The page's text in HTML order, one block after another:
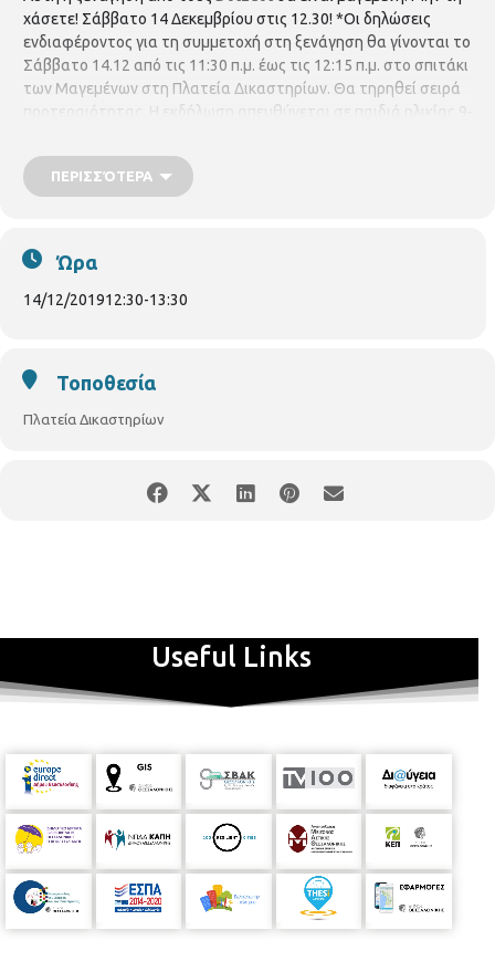
χάσετε! Σάββατο 14 Δεκεμβρίου στις 12.30! *Οι δηλώσεις
ενδιαφέροντος για τη συμμετοχή στη ξενάγηση θα γίνονται το
Σάββατο 14.12 από τις 11:30 π.μ. έως τις 12:15 π.μ. στο σπιτάκι
των Μαγεμένων στη Πλατεία Δικαστηρίων. Θα τηρηθεί σειρά
προτεραιότητας. Η εκδήλωση απευθύνεται σε παιδιά ηλικίας 9-
ΠΕΡΙΣΣΌΤΕΡΑ
Ώρα
14/12/201912:30-13:30
Τοποθεσία
Πλατεία Δικαστηρίων
Useful Links